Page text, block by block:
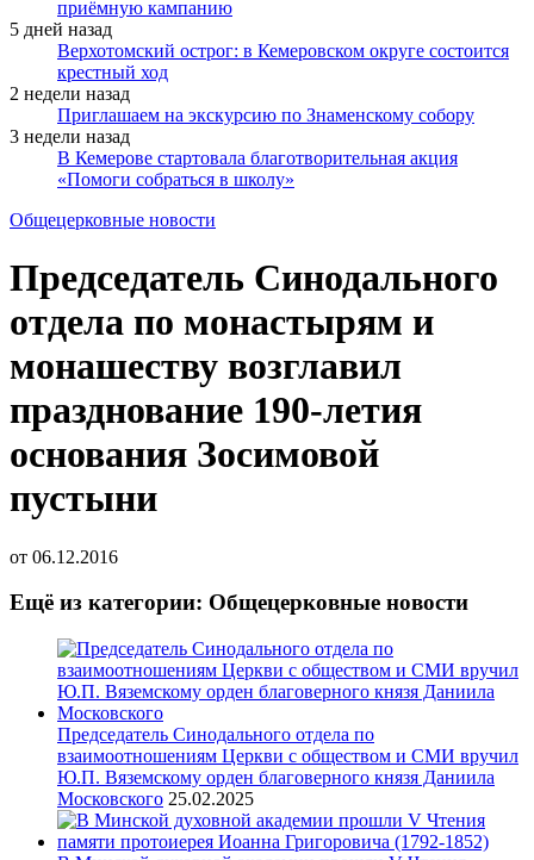
приёмную кампанию
5 дней назад
Верхотомский острог: в Кемеровском округе состоится
крестный ход
2 недели назад
Приглашаем на экскурсию по Знаменскому собору
3 недели назад
В Кемерове стартовала благотворительная акция
«Помоги собраться в школу»
Общецерковные новости
Председатель Синодального
отдела по монастырям и
монашеству возглавил
празднование 190-летия
основания Зосимовой
пустыни
от 06.12.2016
Ещё из категории: Общецерковные новости
Председатель Синодального отдела по
взаимоотношениям Церкви с обществом и СМИ вручил
Ю.П. Вяземскому орден благоверного князя Даниила
Московского 25.02.2025